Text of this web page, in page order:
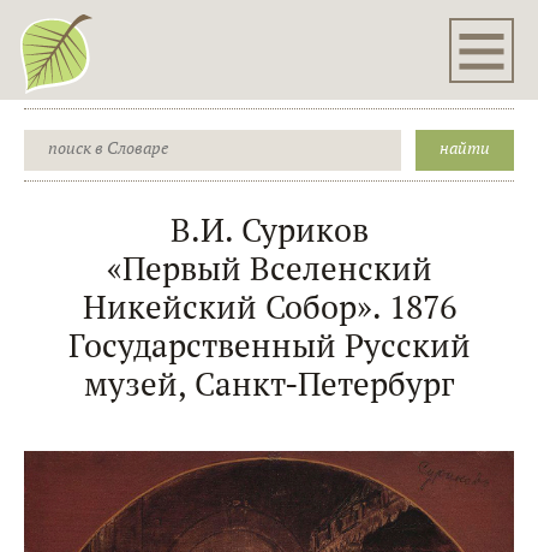
В.И. Суриков
«Первый Вселенский
Никейский Собор». 1876
Государственный Русский
музей, Санкт-Петербург